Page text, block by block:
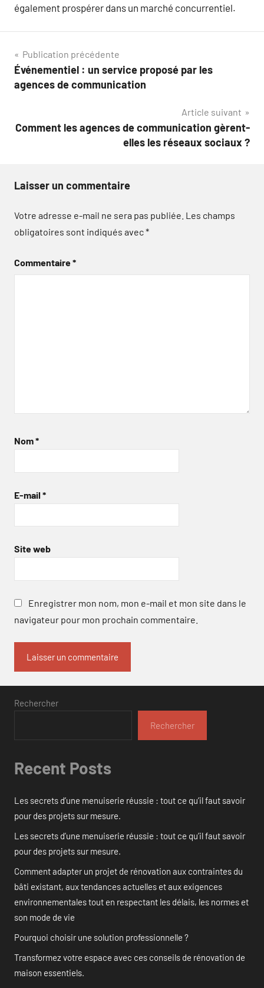
également prospérer dans un marché concurrentiel.
Navigation
de
Publication précédente
Événementiel : un service proposé par les
agences de communication
Article suivant
Comment les agences de communication gèrent-
elles les réseaux sociaux ?
Laisser un commentaire
Votre adresse e-mail ne sera pas publiée. Les champs
obligatoires sont indiqués avec*
Commentaire*
Nom*
E-mail *
Site web
Enregistrer mon nom, mon e-mail et mon site dans le
navigateur pour mon prochain commentaire.
Rechercher
Rechercher
Recent Posts
Les secrets d’une menuiserie réussie : tout ce qu’il faut savoir
pour des projets sur mesure.
Les secrets d’une menuiserie réussie : tout ce qu’il faut savoir
pour des projets sur mesure.
Comment adapter un projet de rénovation aux contraintes du
bâti existant, aux tendances actuelles et aux exigences
environnementales tout en respectant les délais, les normes et
son mode de vie
Pourquoi choisir une solution professionnelle ?
Transformez votre espace avec ces conseils de rénovation de
maison essentiels.